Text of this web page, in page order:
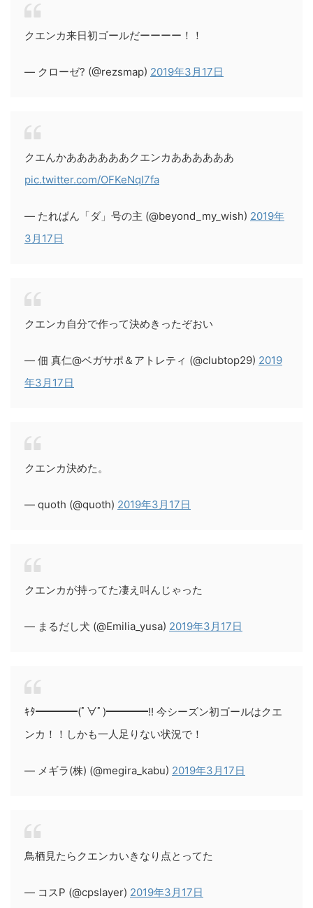
クエンカ来日初ゴールだーーーー！！
— クローゼ? (@rezsmap) 2019年3月17日
クエんかああああああクエンカああああああ
pic.twitter.com/OFKeNqI7fa
— たれぱん「ダ」号の主 (@beyond_my_wish) 2019年
3月17日
クエンカ自分で作って決めきったぞおい
— 佃 真仁@ベガサポ＆アトレティ (@clubtop29) 2019
年3月17日
クエンカ決めた。
— quoth (@quoth) 2019年3月17日
クエンカが持ってた凄え叫んじゃった
— まるだし犬 (@Emilia_yusa) 2019年3月17日
ｷﾀ━━━━(ﾟ∀ﾟ)━━━━!! 今シーズン初ゴールはクエ
ンカ！！しかも一人足りない状況で！
— メギラ(株) (@megira_kabu) 2019年3月17日
鳥栖見たらクエンカいきなり点とってた
— コスP (@cpslayer) 2019年3月17日